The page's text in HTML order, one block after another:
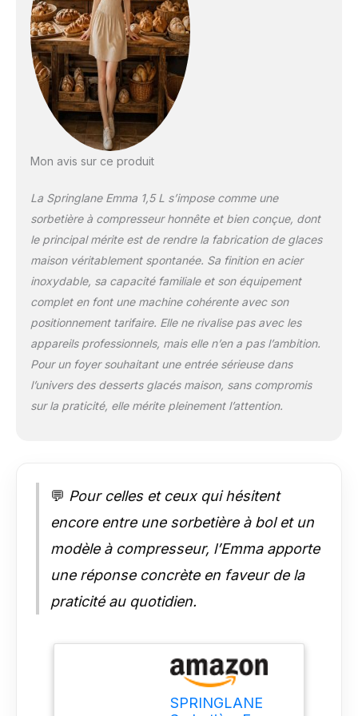
et à la capacité de
refroidissement de
150 watts, Emma
peut se passer de
pré-refroidissement
et prépare des
glaces au
Intertek GS dispose
d'une ouverture de
couvercle pratique
pour ajouter des
ingrédients pendant
le processus de
à glace en acier
inoxydable et la
partie mélangeuse
peuvent être retirés
pour un nettoyage
facile CONTENU DE
LA LIVRAISON - La
élément de mélange,
ouverture de
remplissage, un
gobelet doseur, une
spatule, un lot de 2
récipients de
conservation et un
avec de nombreuses
idées de glaces.
NOTRE PROMESSE –
Nous voulons que
vous soyez 100 %
Mon avis sur ce produit
La Springlane Emma 1,5 L s’impose comme une
sorbetière à compresseur honnête et bien conçue, dont
le principal mérite est de rendre la fabrication de glaces
maison véritablement spontanée. Sa finition en acier
inoxydable, sa capacité familiale et son équipement
complet en font une machine cohérente avec son
positionnement tarifaire. Elle ne rivalise pas avec les
appareils professionnels, mais elle n’en a pas l’ambition.
Pour un foyer souhaitant une entrée sérieuse dans
l’univers des desserts glacés maison, sans compromis
sur la praticité, elle mérite pleinement l’attention.
💬 Pour celles et ceux qui hésitent
encore entre une sorbetière à bol et un
modèle à compresseur, l’Emma apporte
une réponse concrète en faveur de la
praticité au quotidien.
SPRINGLANE